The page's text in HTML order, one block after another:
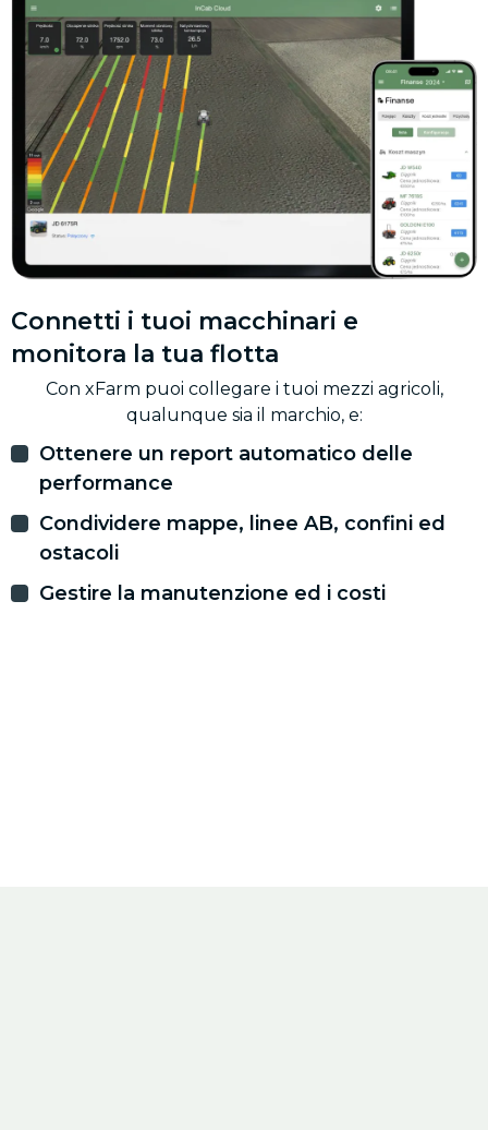
Connetti i tuoi macchinari e
monitora la tua flotta
Con xFarm puoi collegare i tuoi mezzi agricoli,
qualunque sia il marchio, e:
Ottenere un report automatico delle
performance
Condividere mappe, linee AB, confini ed
ostacoli
Gestire la manutenzione ed i costi